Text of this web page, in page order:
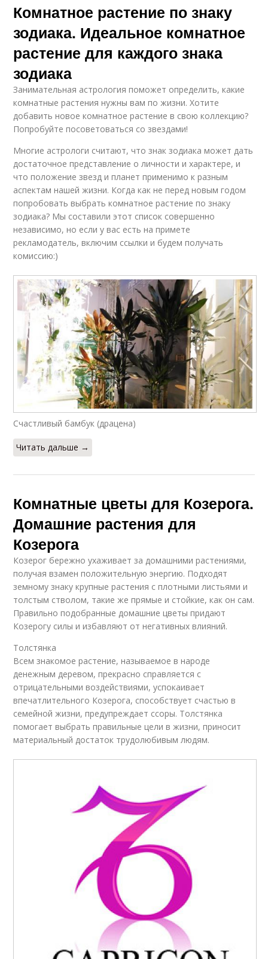
Комнатное растение по знаку
зодиака. Идеальное комнатное
растение для каждого знака
зодиака
Занимательная астрология поможет определить, какие
комнатные растения нужны вам по жизни. Хотите
добавить новое комнатное растение в свою коллекцию?
Попробуйте посоветоваться со звездами!
Многие астрологи считают, что знак зодиака может дать
достаточное представление о личности и характере, и
что положение звезд и планет применимо к разным
аспектам нашей жизни. Когда как не перед новым годом
попробовать выбрать комнатное растение по знаку
зодиака? Мы составили этот список совершенно
независимо, но если у вас есть на примете
рекламодатель, включим ссылки и будем получать
комиссию:)
Счастливый бамбук (драцена)
Читать дальше →
Комнатные цветы для Козерога.
Домашние растения для
Козерога
Козерог бережно ухаживает за домашними растениями,
получая взамен положительную энергию. Подходят
земному знаку крупные растения с плотными листьями и
толстым стволом, такие же прямые и стойкие, как он сам.
Правильно подобранные домашние цветы придают
Козерогу силы и избавляют от негативных влияний.
Толстянка
Всем знакомое растение, называемое в народе
денежным деревом, прекрасно справляется с
отрицательными воздействиями, успокаивает
впечатлительного Козерога, способствует счастью в
семейной жизни, предупреждает ссоры. Толстянка
помогает выбрать правильные цели в жизни, приносит
материальный достаток трудолюбивым людям.